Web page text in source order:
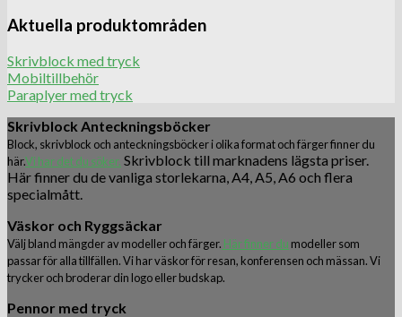
Aktuella produktområden
Skrivblock med tryck
Mobiltillbehör
Paraplyer med tryck
Skrivblock Anteckningsböcker
Block, skrivblock och anteckningsböcker i olika format och färger finner du
här.Vi har det du söker. Skrivblock till marknadens lägsta priser.
Här finner du de vanliga storlekarna, A4, A5, A6 och flera
specialmått.
Väskor och Ryggsäckar
Välj bland mängder av modeller och färger. Här finner du modeller som
passar för alla tillfällen. Vi har väskor för resan, konferensen och mässan. Vi
trycker och broderar din logo eller budskap.
Pennor med tryck